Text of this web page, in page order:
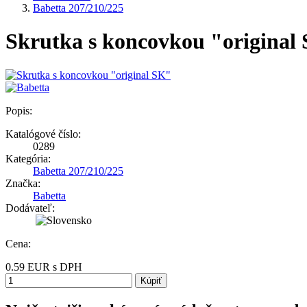
Babetta 207/210/225
Skrutka s koncovkou "original
Popis:
Katalógové číslo:
0289
Kategória:
Babetta 207/210/225
Značka:
Babetta
Dodávateľ:
Cena:
0.59 EUR s DPH
Kúpiť